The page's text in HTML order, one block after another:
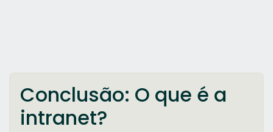
Conclusão: O que é a
intranet?